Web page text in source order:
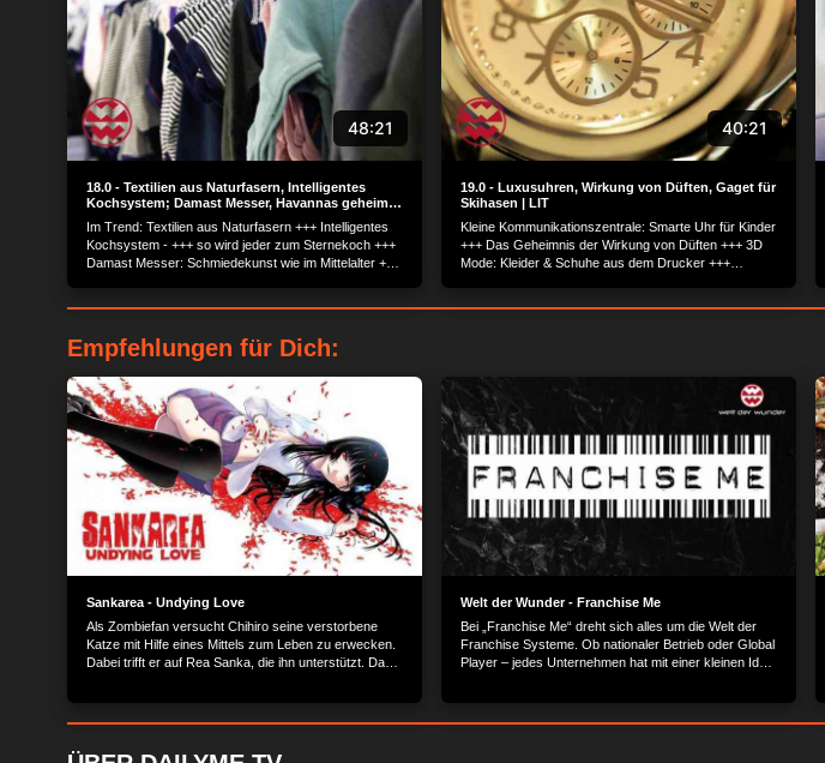
48:21
18.0 - Textilien aus Naturfasern, Intelligentes
Kochsystem; Damast Messer, Havannas geheime
Im Trend: Textilien aus Naturfasern +++ Intelligentes
Kochsystem - +++ so wird jeder zum Sternekoch +++
Damast Messer: Schmiedekunst wie im Mittelalter ++
40:21
19.0 - Luxusuhren, Wirkung von Düften, Gaget für
Skihasen | LIT
Kleine Kommunikationszentrale: Smarte Uhr für Kinder
+++ Das Geheimnis der Wirkung von Düften +++ 3D
Mode: Kleider & Schuhe aus dem Drucker +++
Empfehlungen für Dich:
Sankarea - Undying Love
Als Zombiefan versucht Chihiro seine verstorbene
Katze mit Hilfe eines Mittels zum Leben zu erwecken.
Dabei trifft er auf Rea Sanka, die ihn unterstützt. Das
Körpers aufzuhalten.
Welt der Wunder - Franchise Me
Bei „Franchise Me“ dreht sich alles um die Welt der
Franchise Systeme. Ob nationaler Betrieb oder Global
Player – jedes Unternehmen hat mit einer kleinen Idee